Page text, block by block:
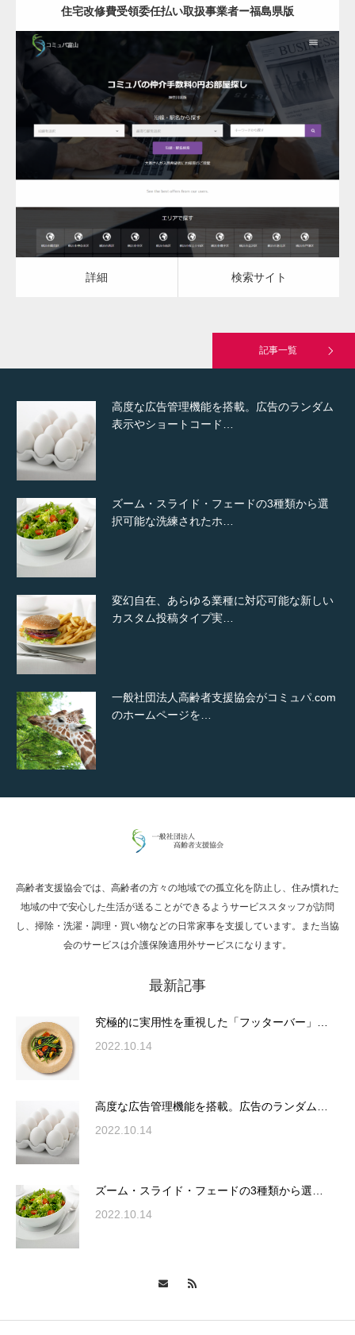
住宅改修費受領委任払い取扱事業者ー福島県版
更新日： 2023.03.10
住宅改修費受領委任払い取扱事業者
詳細 検索サイト
詳細 検索サイト
記事一覧
一般社団法人高齢者支援協会がコミュパ.com
通常投稿
Hello world!
高度な広告管理機能を搭載。広告のランダム
表示やショートコード…
ズーム・スライド・フェードの3種類から選
択可能な洗練されたホ…
変幻自在、あらゆる業種に対応可能な新しい
カスタム投稿タイプ実…
一般社団法人高齢者支援協会がコミュパ.com
のホームページを…
通常投稿
Hello world!
究極的に実用性を重視した「フッターバー」
表示やショートコード…
ズーム・スライド・フェードの3種類から選
択可能な洗練されたホ…
変幻自在、あらゆる業種に対応可能な新しい
高齢者支援協会では、高齢者の方々の地域での孤立化を防止し、住み慣れた
地域の中で安心した生活が送ることができるようサービススタッフが訪問
し、掃除・洗濯・調理・買い物などの日常家事を支援しています。また当協
会のサービスは介護保険適用外サービスになります。
最新記事
究極的に実用性を重視した「フッターバー」…
2022.10.14
高度な広告管理機能を搭載。広告のランダム…
2022.10.14
ズーム・スライド・フェードの3種類から選…
2022.10.14